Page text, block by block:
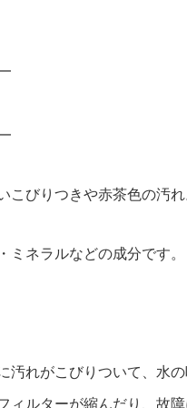
びりつきや赤茶色の汚れ
ネラルなどの成分です。
れがこびりついて、水
ルターが縮んだり、故障